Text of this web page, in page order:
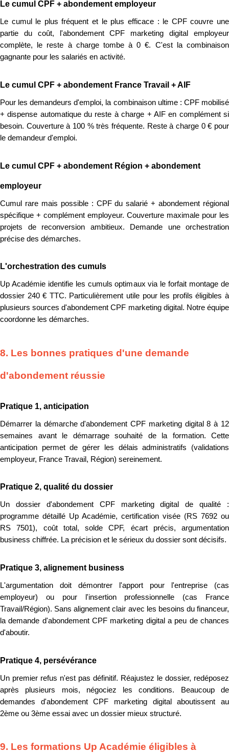
Le cumul CPF + abondement employeur
Le cumul le plus fréquent et le plus efficace : le CPF couvre une
partie du coût, l'abondement CPF marketing digital employeur
complète, le reste à charge tombe à 0 €. C'est la combinaison
gagnante pour les salariés en activité.
Le cumul CPF + abondement France Travail + AIF
Pour les demandeurs d'emploi, la combinaison ultime : CPF mobilisé
+ dispense automatique du reste à charge + AIF en complément si
besoin. Couverture à 100 % très fréquente. Reste à charge 0 € pour
le demandeur d'emploi.
Le cumul CPF + abondement Région + abondement
employeur
Cumul rare mais possible : CPF du salarié + abondement régional
spécifique + complément employeur. Couverture maximale pour les
projets de reconversion ambitieux. Demande une orchestration
précise des démarches.
L'orchestration des cumuls
Up Académie identifie les cumuls optimaux via le forfait montage de
dossier 240 € TTC. Particulièrement utile pour les profils éligibles à
plusieurs sources d'abondement CPF marketing digital. Notre équipe
coordonne les démarches.
8. Les bonnes pratiques d'une demande
d'abondement réussie
Pratique 1, anticipation
Démarrer la démarche d'abondement CPF marketing digital 8 à 12
semaines avant le démarrage souhaité de la formation. Cette
anticipation permet de gérer les délais administratifs (validations
employeur, France Travail, Région) sereinement.
Pratique 2, qualité du dossier
Un dossier d'abondement CPF marketing digital de qualité :
programme détaillé Up Académie, certification visée (RS 7692 ou
RS 7501), coût total, solde CPF, écart précis, argumentation
business chiffrée. La précision et le sérieux du dossier sont décisifs.
Pratique 3, alignement business
L'argumentation doit démontrer l'apport pour l'entreprise (cas
employeur) ou pour l'insertion professionnelle (cas France
Travail/Région). Sans alignement clair avec les besoins du financeur,
la demande d'abondement CPF marketing digital a peu de chances
d'aboutir.
Pratique 4, persévérance
Un premier refus n'est pas définitif. Réajustez le dossier, redéposez
après plusieurs mois, négociez les conditions. Beaucoup de
demandes d'abondement CPF marketing digital aboutissent au
2ème ou 3ème essai avec un dossier mieux structuré.
9. Les formations Up Académie éligibles à